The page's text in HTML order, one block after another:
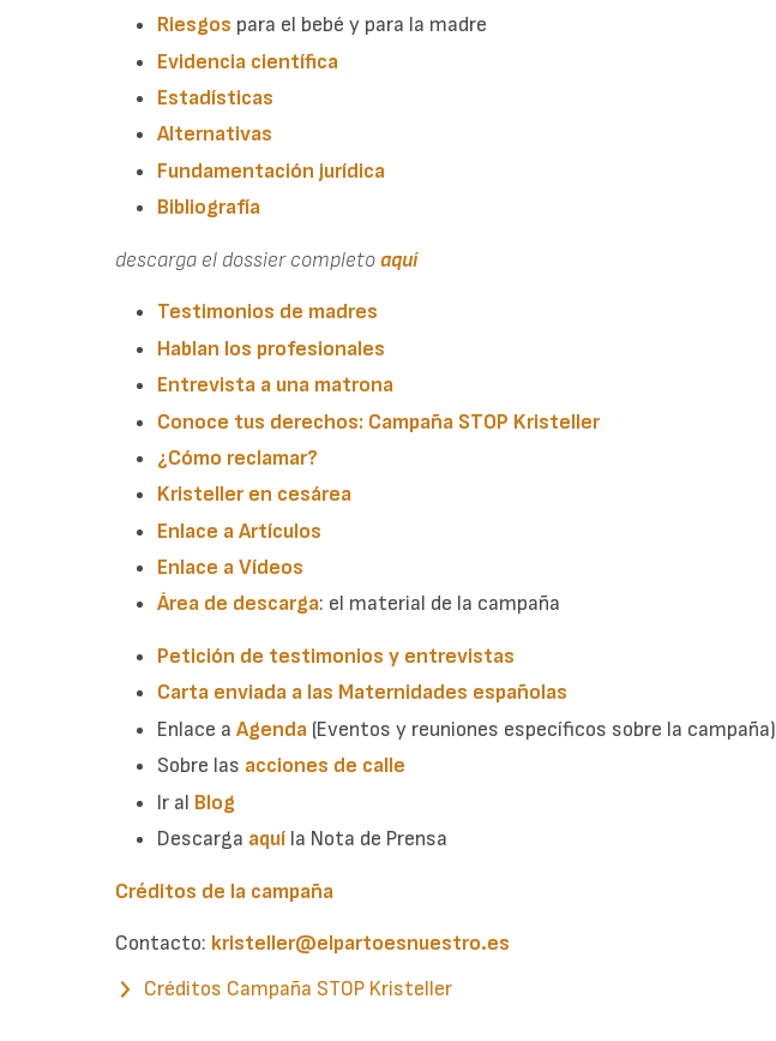
Riesgos para el bebé y para la madre
Evidencia científica
Estadísticas
Alternativas
Fundamentación jurídica
Bibliografía
descarga el dossier completoaquí
Testimonios de madres
Hablan los profesionales
Entrevista a una matrona
Conoce tus derechos: Campaña STOP Kristeller
¿Cómo reclamar?
Kristeller en cesárea
Enlace a Artículos
Enlace a Vídeos
Área de descarga: el material de la campaña
Petición de testimonios y entrevistas
Carta enviada a las Maternidades españolas
Enlace aAgenda (Eventos y reuniones específicos sobre la campaña)
Sobre las acciones de calle
Ir al Blog
Descarga aquí la Nota de Prensa
Créditos de la campaña
Contacto: kristeller@elpartoesnuestro.es
Créditos Campaña STOP Kristeller